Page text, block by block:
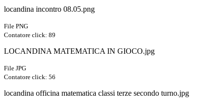
locandina incontro 08.05.png
File PNG
Contatore click: 89
LOCANDINA MATEMATICA IN GIOCO.jpg
File JPG
Contatore click: 56
locandina officina matematica classi terze secondo turno.jpg